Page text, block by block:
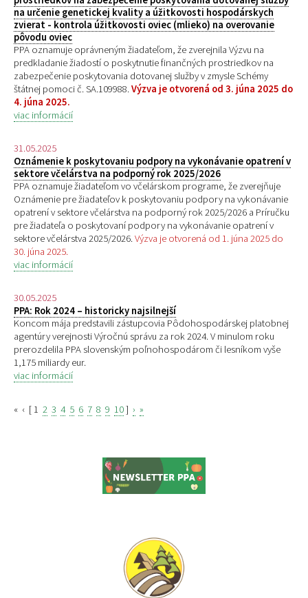
na určenie genetickej kvality a úžitkovosti hospodárskych
zvierat - kontrola úžitkovosti oviec (mlieko) na overovanie
pôvodu oviec
PPA oznamuje oprávneným žiadateľom, že zverejnila Výzvu na
predkladanie žiadostí o poskytnutie finančných prostriedkov na
zabezpečenie poskytovania dotovanej služby v zmysle Schémy
štátnej pomoci č. SA.109988.Výzva je otvorená od 3. júna 2025 do
4. júna 2025.
viac informácií
31.05.2025
Oznámenie k poskytovaniu podpory na vykonávanie opatrení v
sektore včelárstva na podporný rok 2025/2026
PPA oznamuje žiadateľom vo včelárskom programe, že zverejňuje
Oznámenie pre žiadateľov k poskytovaniu podpory na vykonávanie
opatrení v sektore včelárstva na podporný rok 2025/2026 a Príručku
pre žiadateľa o poskytovaní podpory na vykonávanie opatrení v
sektore včelárstva 2025/2026.Výzva je otvorená od 1. júna 2025 do
30. júna 2025.
viac informácií
30.05.2025
PPA: Rok 2024 – historicky najsilnejší
Koncom mája predstavili zástupcovia Pôdohospodárskej platobnej
agentúry verejnosti Výročnú správu za rok 2024. V minulom roku
prerozdelila PPA slovenským poľnohospodárom či lesníkom vyše
1,175 miliardy eur.
viac informácií
« ‹ [ 1 2 3 4 5 6 7 8 9 10] › »